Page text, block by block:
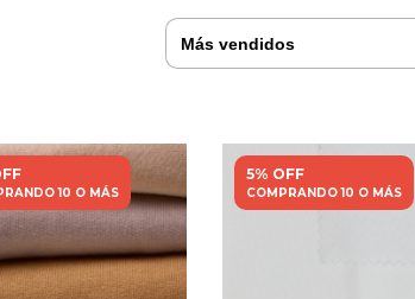
10 O MÁS
5% OFF
COMPRANDO 10 O MÁS